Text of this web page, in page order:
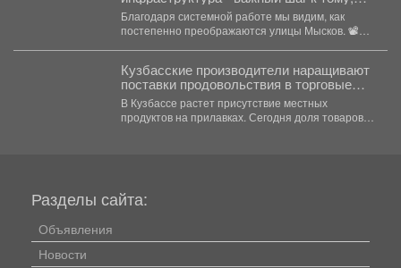
чтобы город становился удобнее и
комфортнее для всех
Благодаря системной работе мы видим, как
постепенно преображаются улицы Мысков. 📽
Кузбасские производители наращивают
поставки продовольствия в торговые
сети региона
В Кузбассе растет присутствие местных
продуктов на прилавках. Сегодня доля товаров,
Разделы сайта:
Объявления
Новости